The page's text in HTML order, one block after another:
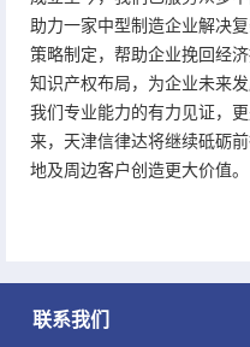
助力一家中型制造企业解决
策略制定，帮助企业挽回经
知识产权布局，为企业未来
我们专业能力的有力见证，
来，天津信律达将继续砥砺
地及周边客户创造更大价值。
联系我们